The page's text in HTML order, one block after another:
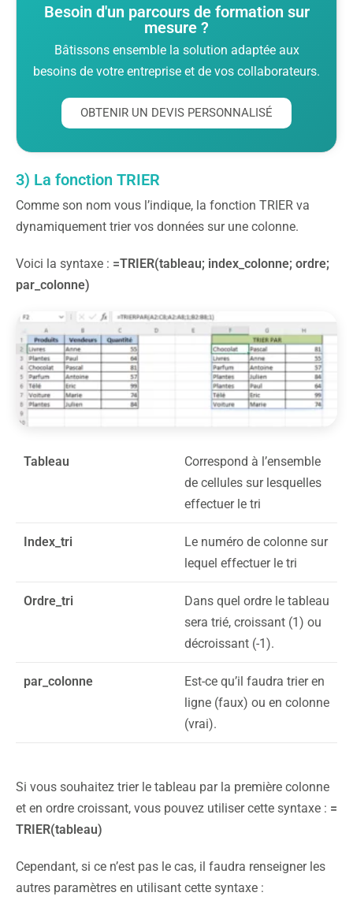
Besoin d'un parcours de formation sur
mesure ?
Bâtissons ensemble la solution adaptée aux
besoins de votre entreprise et de vos collaborateurs.
OBTENIR UN DEVIS PERSONNALISÉ
3) La fonction TRIER
Comme son nom vous l’indique, la fonction TRIER va
dynamiquement trier vos données sur une colonne.
Voici la syntaxe : =TRIER(tableau; index_colonne; ordre;
par_colonne)
Tableau
Correspond à l’ensemble
de cellules sur lesquelles
effectuer le tri
Index_tri
Le numéro de colonne sur
lequel effectuer le tri
Ordre_tri
Dans quel ordre le tableau
sera trié, croissant (1) ou
décroissant (-1).
par_colonne
Est-ce qu’il faudra trier en
ligne (faux) ou en colonne
(vrai).
Si vous souhaitez trier le tableau par la première colonne
et en ordre croissant, vous pouvez utiliser cette syntaxe : =
TRIER(tableau)
Cependant, si ce n’est pas le cas, il faudra renseigner les
autres paramètres en utilisant cette syntaxe :